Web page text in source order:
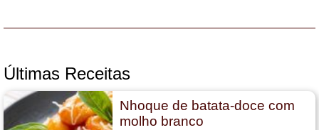
Últimas Receitas
Nhoque de batata-doce com
molho branco